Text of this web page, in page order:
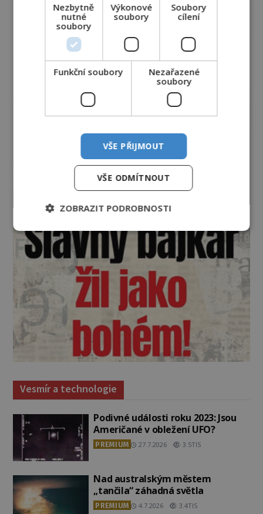
Vesmír a technologie
Podivné události roku 2023: Jsou
Američané v obležení UFO?
PREMIUM 27.7.2026 3.5TIS
Nad australským městem
„tančila“ záhadná světla
PREMIUM 4.7.2026 3.4TIS
Nezbytně
nutné
soubory
Výkonové
soubory
Soubory
cílení
Funkční soubory
Nezařazené
soubory
VŠE PŘIJMOUT
VŠE ODMÍTNOUT
ZOBRAZIT PODROBNOSTI